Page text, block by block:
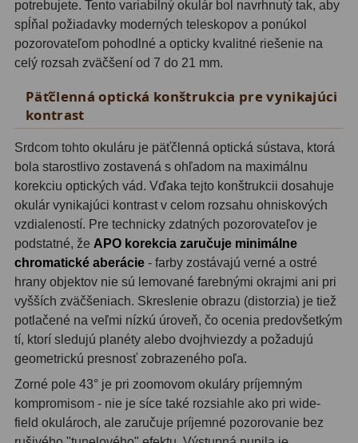
Farebné66
Astro príslušenstvo175
Okulárové výťahy a ostrenie
Hľadáčiky25
Binohlavy 3
Kolimátory22
Svietidlá5
Čistiace prostriedky28
Púzdra a kufre 64
Iné10
Montáže93
Azimutálne AZ 5
potrebujete. Tento variabilný okulár bol navrhnutý tak, aby
spĺňal požiadavky moderných teleskopov a ponúkol
pozorovateľom pohodlné a opticky kvalitné riešenie na
celý rozsah zväčšení od 7 do 21 mm.
Päťčlenná optická konštrukcia pre vynikajúci
kontrast
Srdcom tohto okuláru je päťčlenná optická sústava, ktorá
bola starostlivo zostavená s ohľadom na maximálnu
korekciu optických vád. Vďaka tejto konštrukcii dosahuje
okulár vynikajúci kontrast v celom rozsahu ohniskových
vzdialeností. Pre technicky zdatných pozorovateľov je
podstatné, že APO korekcia zaručuje minimálne
chromatické aberácie - farby zostávajú verné a ostré
hrany objektov nie sú lemované farebnými okrajmi ani pri
vyšších zväčšeniach. Skreslenie obrazu (distorzia) je tiež
potlačené na veľmi nízkú úroveň, čo ocenia predovšetkým
tí, ktorí sledujú planéty alebo dvojhviezdy a požadujú
geometrickú presnosť zobrazeného poľa.
Zorné pole 43° je pri zoomovom okuláry príjemným
kompromisom - nie je síce také rozsiahle ako pri wide-
field okulároch, ale zaručuje príjemné pozorovanie bez